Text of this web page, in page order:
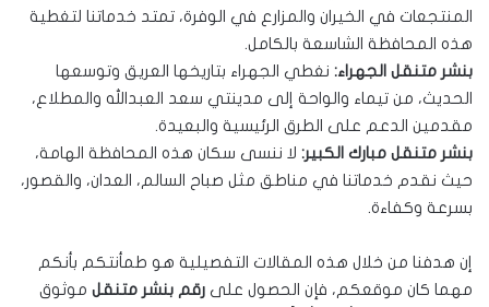
المنتجعات في الخيران والمزارع في الوفرة، تمتد خدماتنا لتغطية
هذه المحافظة الشاسعة بالكامل.
بنشر متنقل الجهراء: نغطي الجهراء بتاريخها العريق وتوسعها
الحديث، من تيماء والواحة إلى مدينتي سعد العبدالله والمطلاع،
مقدمين الدعم على الطرق الرئيسية والبعيدة.
بنشر متنقل مبارك الكبير: لا ننسى سكان هذه المحافظة الهامة،
حيث نقدم خدماتنا في مناطق مثل صباح السالم، العدان، والقصور،
بسرعة وكفاءة.
إن هدفنا من خلال هذه المقالات التفصيلية هو طمأنتكم بأنكم
مهما كان موقعكم، فإن الحصول على رقم بنشر متنقل موثوق